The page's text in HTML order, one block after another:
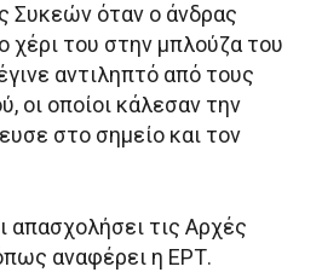
Συκεών όταν ο άνδρας
χέρι του στην μπλούζα του
αντιληπτό από τους
οι οποίοι κάλεσαν την
στο σημείο και τον
απασχολήσει τις Αρχές
αναφέρει η ΕΡΤ.